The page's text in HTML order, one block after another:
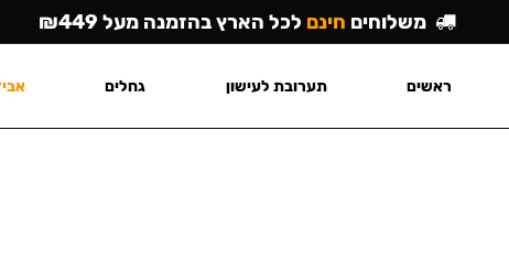
משלוחים חינם לכל הארץ בהזמנה מעל ₪449
ראשים תערובת לעישון גחלים